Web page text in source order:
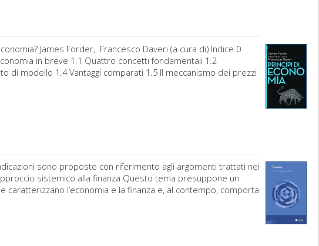
James Forder, Francesco Daveri (a cura di) Indice 0
in breve 1.1 Quattro concetti fondamentali 1.2
di modello 1.4 Vantaggi comparati 1.5 Il meccanismo dei prezzi
sono proposte con riferimento agli argomenti trattati nei
sistemico alla finanza Questo tema presuppone un
l’economia e la finanza e, al contempo, comporta